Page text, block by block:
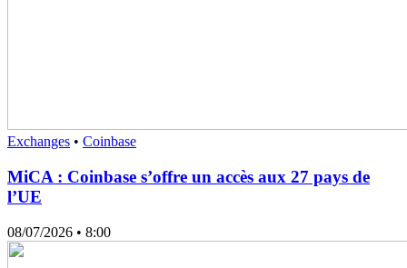
Exchanges • Coinbase
MiCA : Coinbase s’offre un accès aux 27 pays de
l’UE
08/07/2026 • 8:00